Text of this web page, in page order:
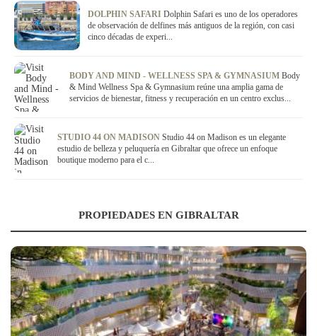
DOLPHIN SAFARI Dolphin Safari es uno de los operadores
de observación de delfines más antiguos de la región, con casi
cinco décadas de experi...
BODY AND MIND - WELLNESS SPA & GYMNASIUM Body
& Mind Wellness Spa & Gymnasium reúne una amplia gama de
servicios de bienestar, fitness y recuperación en un centro exclus...
STUDIO 44 ON MADISON Studio 44 on Madison es un elegante
estudio de belleza y peluquería en Gibraltar que ofrece un enfoque
boutique moderno para el c...
PROPIEDADES EN GIBRALTAR